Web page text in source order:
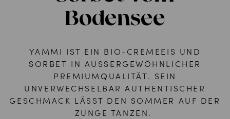
Bodensee
YAMMI IST EIN BIO-CREMEEIS UND
SORBET IN AUSSERGEWÖHNLICHER P
REMIUMQUALITÄT. SEIN U
NVERWECHSELBAR AUTHENTISCHER G
ESCHMACK LÄSST DEN SOMMER AUF DER Z
UNGE TANZEN.